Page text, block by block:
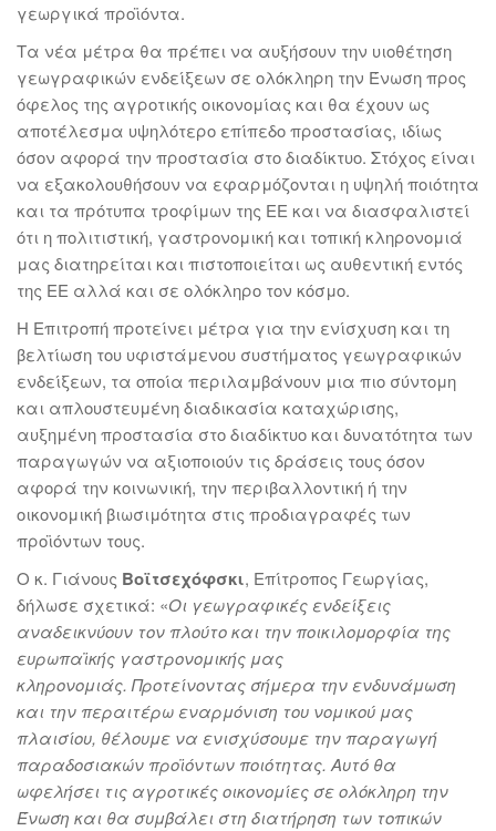
γεωργικά προϊόντα.
Τα νέα μέτρα θα πρέπει να αυξήσουν την υιοθέτηση
γεωγραφικών ενδείξεων σε ολόκληρη την Ένωση προς
όφελος της αγροτικής οικονομίας και θα έχουν ως
αποτέλεσμα υψηλότερο επίπεδο προστασίας, ιδίως
όσον αφορά την προστασία στο διαδίκτυο. Στόχος είναι
να εξακολουθήσουν να εφαρμόζονται η υψηλή ποιότητα
και τα πρότυπα τροφίμων της ΕΕ και να διασφαλιστεί
ότι η πολιτιστική, γαστρονομική και τοπική κληρονομιά
μας διατηρείται και πιστοποιείται ως αυθεντική εντός
της ΕΕ αλλά και σε ολόκληρο τον κόσμο.
Η Επιτροπή προτείνει μέτρα για την ενίσχυση και τη
βελτίωση του υφιστάμενου συστήματος γεωγραφικών
ενδείξεων, τα οποία περιλαμβάνουν μια πιο σύντομη
και απλουστευμένη διαδικασία καταχώρισης,
αυξημένη προστασία στο διαδίκτυο και δυνατότητα των
παραγωγών να αξιοποιούν τις δράσεις τους όσον
αφορά την κοινωνική, την περιβαλλοντική ή την
οικονομική βιωσιμότητα στις προδιαγραφές των
προϊόντων τους.
Ο κ. Γιάνους Βοϊτσεχόφσκι, Επίτροπος Γεωργίας,
δήλωσε σχετικά: «Οι γεωγραφικές ενδείξεις
αναδεικνύουν τον πλούτο και την ποικιλομορφία της
ευρωπαϊκής γαστρονομικής μας
κληρονομιάς. Προτείνοντας σήμερα την ενδυνάμωση
και την περαιτέρω εναρμόνιση του νομικού μας
πλαισίου, θέλουμε να ενισχύσουμε την παραγωγή
παραδοσιακών προϊόντων ποιότητας. Αυτό θα
ωφελήσει τις αγροτικές οικονομίες σε ολόκληρη την
Ένωση και θα συμβάλει στη διατήρηση των τοπικών